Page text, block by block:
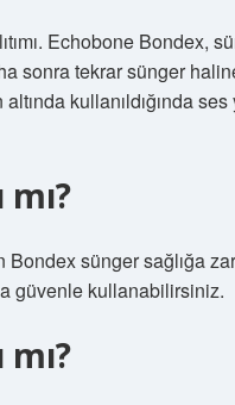
Echobone Bondex,
tekrar sünger haline
kullanıldığında ses
sünger sağlığa
güvenle kullanabilirsiniz.